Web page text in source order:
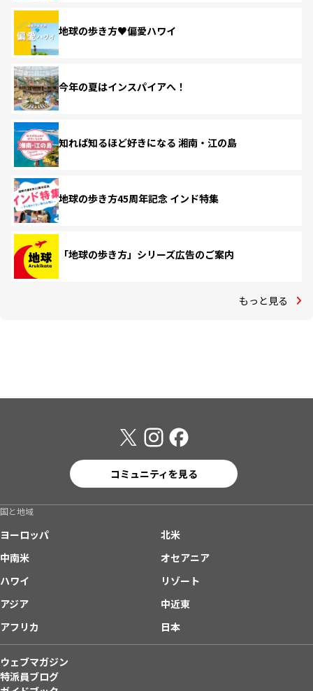
地球の歩き方♥偏愛ハワイ
今年の夏はインスパイアへ！
知れば知るほど好きになる 湘南・江の島
地球の歩き方45周年記念 インド特集
「地球の歩き方」シリーズ広告のご案内
もっと見る
コミュニティを見る
国と地域
ヨーロッパ
北米
中南米
オセアニア
ハワイ
リゾート
アジア
中近東
アフリカ
日本
ウェブマガジン
特派員ブログ